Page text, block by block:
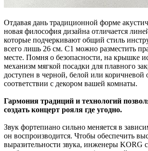
Отдавая дань традиционной форме
новая философия дизайна отличается
которые подчеркивают общий стиль
всего лишь 26 см. С1 можно разместить
месте. Помня о безопасности, на крышке
механизм мягкой посадки для плавного
доступен в черной, белой или коричневой
соответствии с декором вашей комнаты.
Гармония традиций и технологий
создать концерт рояля где угодно.
Звук фортепиано сильно меняется в
он воспроизводится. Чтобы обеспечить
выразительности звука, инженеры KORG